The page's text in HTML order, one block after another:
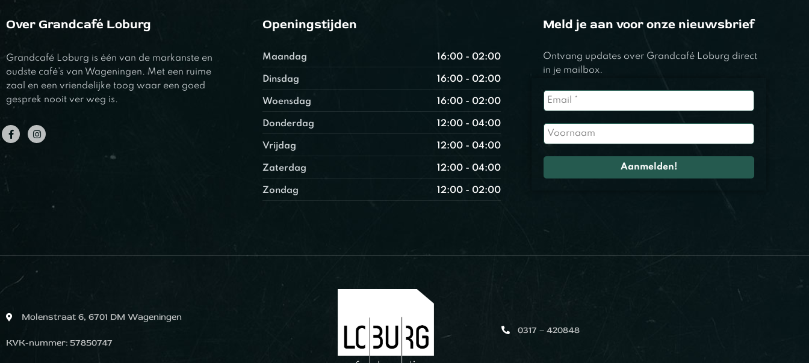
Over Grandcafé Loburg
Grandcafé Loburg is één van de markanste en
oudste café’s van Wageningen. Met een ruime
zaal en een vriendelijke toog waar een goed
gesprek nooit ver weg is.
Openingstijden
Maandag 16:00 - 02:00
Dinsdag 16:00 - 02:00
Woensdag 16:00 - 02:00
Donderdag 12:00 - 04:00
Vrijdag 12:00 - 04:00
Zaterdag 12:00 - 04:00
Zondag 12:00 - 02:00
Meld je aan voor onze nieuwsbrief
Ontvang updates over Grandcafé Loburg direct
in je mailbox.
Molenstraat 6, 6701 DM Wageningen
KVK-nummer: 57850747
0317 – 420848